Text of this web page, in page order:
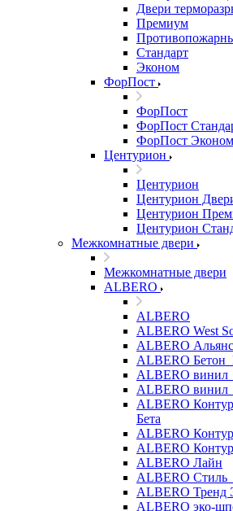
Двери
Премиум
Стандарт
Эконом
ФорПост
ФорПост
ФорПост
ФорПост Эконом
Центурион
Центурион
Центурион
Центурион
Центурион
Межкомнатные двери
Межкомнатные двери
ALBERO
ALBERO
ALBERO West
ALBERO
ALBERO
ALBERO
ALBERO
ALBERO
Бета
ALBERO
ALBERO
ALBERO Лайн
ALBERO
ALBERO Тренд
ALBERO эко-